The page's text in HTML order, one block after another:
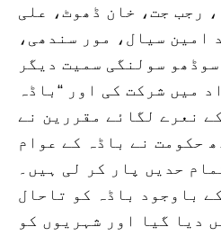
رجب جت، خان ڈھوٹ، علی
امین سیال، مور سندھی،
سولنگی سمیت دیگر
میں شرکت کی اور “باڈہ
نعرے لگائے مقررین نے
حکومت نے باڈہ کے عوام
حدیں پار کر لی ہیں۔
باوجود باڈہ کو تاحال
دیا گیا اور شہریوں کو